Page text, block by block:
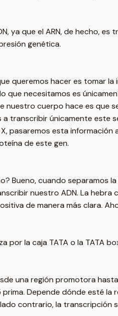
ya que el ARN, de hecho,
genética.
queremos hacer es tomar
que necesitamos es
cuerpo hace es que
transcribir únicamente este
pasaremos esta
de este gen.
Bueno, cuando separamos
nuestro ADN. La
de manera más clara.
por la caja TATA o la TATA
una región promotora
prima. Depende dónde esté
contrario, la transcripción